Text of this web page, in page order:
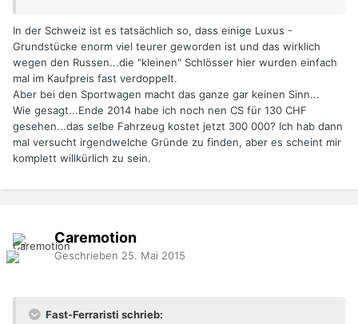
In der Schweiz ist es tatsächlich so, dass einige Luxus -
Grundstücke enorm viel teurer geworden ist und das wirklich
wegen den Russen...die "kleinen" Schlösser hier wurden einfach
mal im Kaufpreis fast verdoppelt.
Aber bei den Sportwagen macht das ganze gar keinen Sinn...
Wie gesagt...Ende 2014 habe ich noch nen CS für 130 CHF
gesehen...das selbe Fahrzeug kostet jetzt 300 000? Ich hab dann
mal versucht irgendwelche Gründe zu finden, aber es scheint mir
komplett willkürlich zu sein.
Caremotion
Geschrieben 25. Mai 2015
Fast-Ferraristi schrieb: